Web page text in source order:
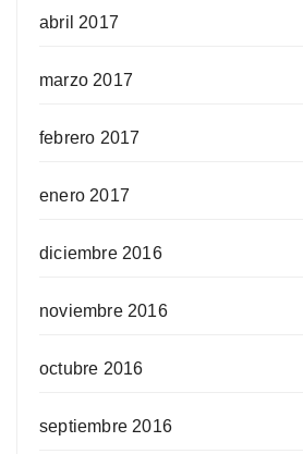
abril 2017
marzo 2017
febrero 2017
enero 2017
diciembre 2016
noviembre 2016
octubre 2016
septiembre 2016